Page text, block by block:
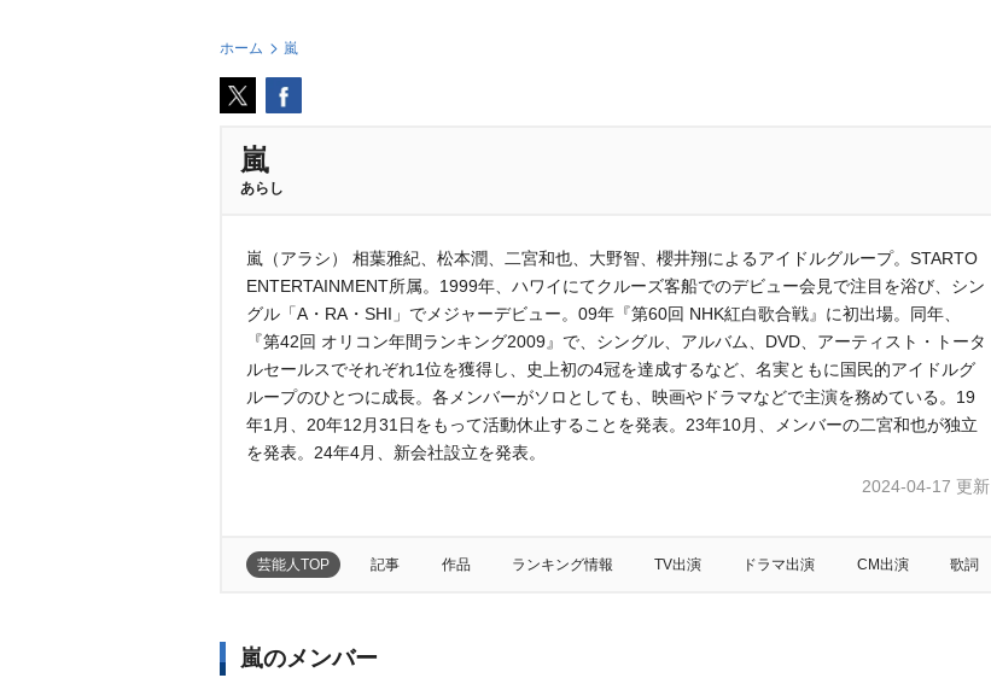
ホーム 嵐
嵐
あらし
嵐（アラシ） 相葉雅紀、松本潤、二宮和也、大野智、櫻井翔によるアイドルグループ。STARTO
ENTERTAINMENT所属。1999年、ハワイにてクルーズ客船でのデビュー会見で注目を浴び、シン
グル「A・RA・SHI」でメジャーデビュー。09年『第60回 NHK紅白歌合戦』に初出場。同年、
『第42回 オリコン年間ランキング2009』で、シングル、アルバム、DVD、アーティスト・トータ
ルセールスでそれぞれ1位を獲得し、史上初の4冠を達成するなど、名実ともに国民的アイドルグ
ループのひとつに成長。各メンバーがソロとしても、映画やドラマなどで主演を務めている。19
年1月、20年12月31日をもって活動休止することを発表。23年10月、メンバーの二宮和也が独立
を発表。24年4月、新会社設立を発表。
2024-04-17 更新
芸能人TOP 記事 作品 ランキング情報 TV出演 ドラマ出演 CM出演 歌詞
嵐のメンバー